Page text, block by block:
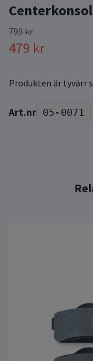
799 kr
479 kr
Produkten är tyvärr
05-0071